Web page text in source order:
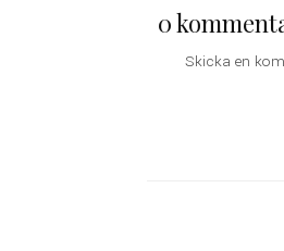
0
Skicka en